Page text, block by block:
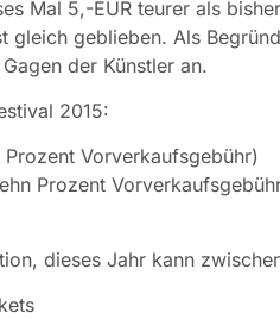
Mal 5,-EUR teurer als
gleich geblieben. Als
der Künstler an.
2015:
Vorverkaufsgebühr)
Prozent
dieses Jahr kann